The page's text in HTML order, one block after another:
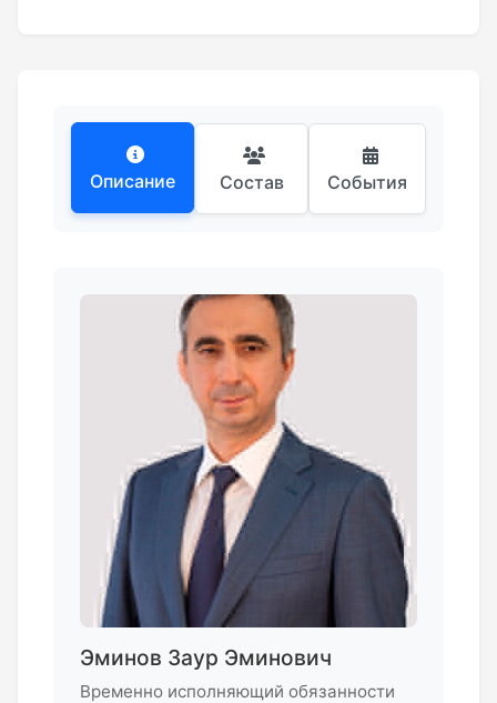
Описание Состав События
Эминов Заур Эминович
Временно исполняющий обязанности